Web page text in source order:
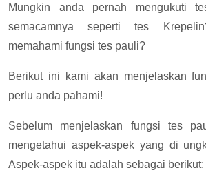
Mungkin anda pernah mengukuti
semacamnya seperti tes
memahami fungsi tes pauli?
Berikut ini kami akan menjelaskan
perlu anda pahami!
Sebelum menjelaskan fungsi tes
mengetahui aspek-aspek yang di
Aspek-aspek itu adalah sebagai berikut: